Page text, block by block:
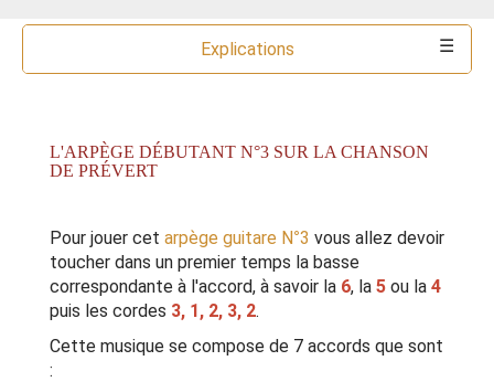
Explications
L'ARPÈGE DÉBUTANT N°3 SUR LA CHANSON
DE PRÉVERT
Pour jouer cet arpège guitare N°3 vous allez devoir
toucher dans un premier temps la basse
correspondante à l'accord, à savoir la 6, la 5 ou la 4
puis les cordes 3, 1, 2, 3, 2.
Cette musique se compose de 7 accords que sont
: